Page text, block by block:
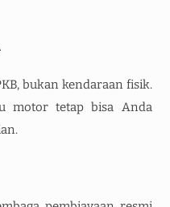
bukan kendaraan fisik.
motor tetap bisa Anda